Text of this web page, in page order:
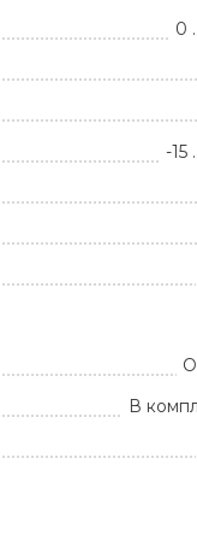
0
-15
В